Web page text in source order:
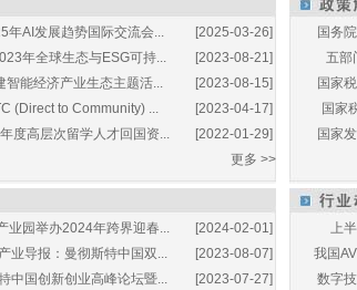
[2025-03-26]
年AI发展趋势国际交流会...
[2023-08-21]
年全球生态与ESG可持...
[2023-08-15]
智能经济产业生态主题活...
[2023-04-17]
(Direct to Community) ...
[2022-01-29]
度高层次留学人才回国资...
更多 >>
国务
五部
国家
国家
国家
[2024-02-01]
业园举办2024年跨界迎春...
[2023-08-07]
业导报：曼彻斯特中国双...
[2023-07-27]
中国创新创业高峰论坛暨...
上
我国
数字